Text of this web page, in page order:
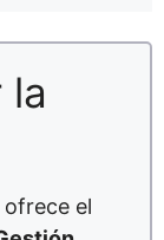
la
ofrece el